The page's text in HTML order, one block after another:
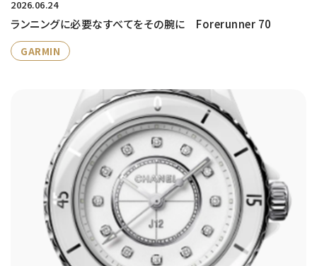
2026.06.24
ランニングに必要なすべてをその腕に Forerunner 70
GARMIN